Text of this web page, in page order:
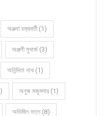
অঞ্জনা চক্রবর্তী (1)
অঞ্জলী মুখার্জ (3)
অনিন্দিতা নাথ (1)
অনুজ মজুমদার (1)
অভিজিৎ দত্ত (8)